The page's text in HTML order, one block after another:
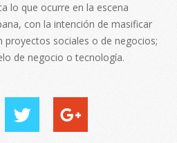
lo que ocurre en la escena
con la intención de masificar
proyectos sociales o de negocios;
de negocio o tecnología.